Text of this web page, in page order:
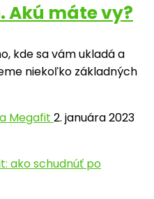
Akú máte vy?
kde sa vám ukladá a
niekoľko základných
Megafit 2. januára 2023